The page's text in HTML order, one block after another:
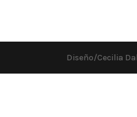
Diseño/Cecilia